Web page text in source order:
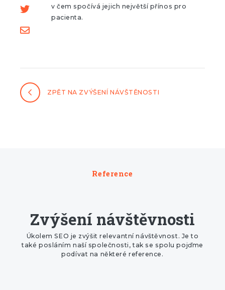
v čem spočívá jejich největší přínos pro
pacienta.
ZPĚT NA ZVÝŠENÍ NÁVŠTĚNOSTI
Reference
Zvýšení návštěvnosti
Úkolem SEO je zvýšit relevantní návštěvnost. Je to
také posláním naší společnosti, tak se spolu pojďme
podívat na některé reference.